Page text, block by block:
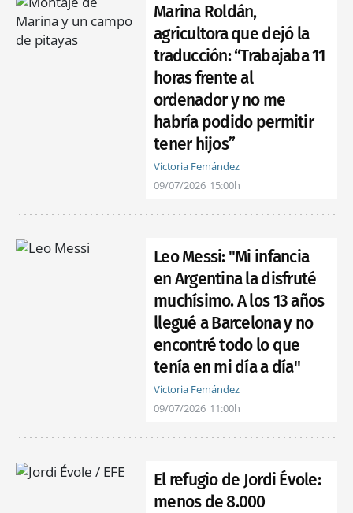
Marina Roldán,
agricultora que dejó la
traducción: “Trabajaba 11
horas frente al
ordenador y no me
habría podido permitir
tener hijos”
Victoria Fernández
09/07/2026 15:00h
Leo Messi: "Mi infancia
en Argentina la disfruté
muchísimo. A los 13 años
llegué a Barcelona y no
encontré todo lo que
tenía en mi día a día"
Victoria Fernández
09/07/2026 11:00h
El refugio de Jordi Évole:
menos de 8.000